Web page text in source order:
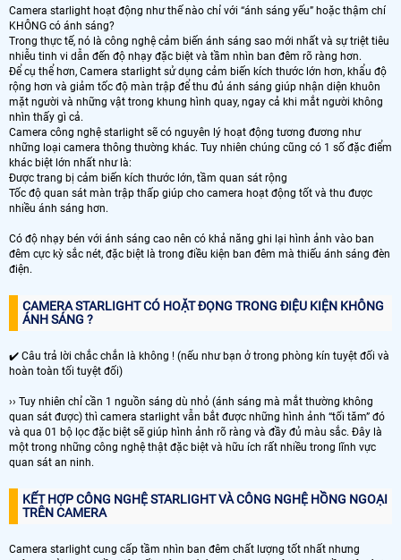
Camera starlight hoạt động như thế nào chỉ với “ánh sáng yếu” hoặc thậm chí
KHÔNG có ánh sáng?
Trong thực tế, nó là công nghệ cảm biến ánh sáng sao mới nhất và sự triệt tiêu
nhiễu tinh vi dẫn đến độ nhạy đặc biệt và tầm nhìn ban đêm rõ ràng hơn.
Để cụ thể hơn, Camera starlight sử dụng cảm biến kích thước lớn hơn, khẩu độ
rộng hơn và giảm tốc độ màn trập để thu đủ ánh sáng giúp nhận diện khuôn
mặt người và những vật trong khung hình quay, ngay cả khi mắt người không
nhìn thấy gì cả.
Camera công nghệ starlight sẽ có nguyên lý hoạt động tương đương như
những loại camera thông thường khác. Tuy nhiên chúng cũng có 1 số đặc điểm
khác biệt lớn nhất như là:
Được trang bị cảm biến kích thước lớn, tầm quan sát rộng
Tốc độ quan sát màn trập thấp giúp cho camera hoạt động tốt và thu được
nhiều ánh sáng hơn.
Có độ nhạy bén với ánh sáng cao nên có khả năng ghi lại hình ảnh vào ban
đêm cực kỳ sắc nét, đặc biệt là trong điều kiện ban đêm mà thiếu ánh sáng đèn
điện.
CAMERA STARLIGHT CÓ HOẶT ĐỌNG TRONG ĐIỆU KIỆN KHÔNG
ÁNH SÁNG ?
✔️ Câu trả lời chắc chắn là không ! (nếu như bạn ở trong phòng kín tuyệt đối và
hoàn toàn tối tuyệt đối)
›› Tuy nhiên chỉ cần 1 nguồn sáng dù nhỏ (ánh sáng mà mắt thường không
quan sát được) thì camera starlight vẫn bắt được những hình ảnh “tối tăm” đó
và qua 01 bộ lọc đặc biệt sẽ giúp hình ảnh rõ ràng và đầy đủ màu sắc. Đây là
một trong những công nghệ thật đặc biệt và hữu ích rất nhiều trong lĩnh vực
quan sát an ninh.
KẾT HỢP CÔNG NGHỆ STARLIGHT VÀ CÔNG NGHỆ HỒNG NGOẠI
TRÊN CAMERA
Camera starlight cung cấp tầm nhìn ban đêm chất lượng tốt nhất nhưng